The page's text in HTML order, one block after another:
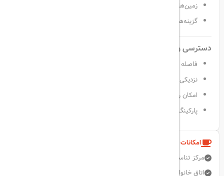
زمین‌های تنیس، والیبال ساحلی، گلف
گزینه‌هایی برای ورزش‌های آبی و غواصی
دسترسی و موقعیت مکانی عالی
فاصله ۲۵ کیلومتری تا فرودگاه آنتالیا
نزدیکی به مراکز خرید و تفریحی بلک
امکان رزرو ترانسفر فرودگاهی
پارکینگ رایگان در محل
امکانات و خدمات هتل
مرکز تناسب اندام
اتاق خانواده